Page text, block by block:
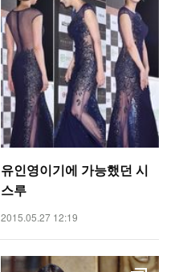
유인영이기에 가능했던 시
스루
2015.05.27 12:19